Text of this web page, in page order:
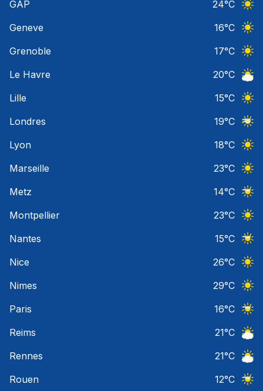
GAP
24°C
Geneve
16°C
Grenoble
17°C
Le Havre
20°C
Lille
15°C
Londres
19°C
Lyon
18°C
Marseille
23°C
Metz
14°C
Montpellier
23°C
Nantes
15°C
Nice
26°C
Nimes
29°C
Paris
16°C
Reims
21°C
Rennes
21°C
Rouen
12°C